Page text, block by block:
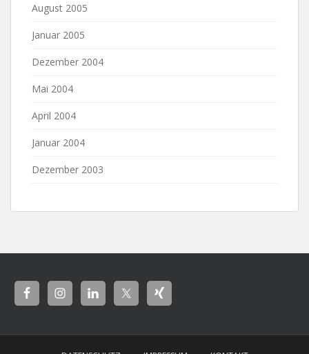
August 2005
Januar 2005
Dezember 2004
Mai 2004
April 2004
Januar 2004
Dezember 2003